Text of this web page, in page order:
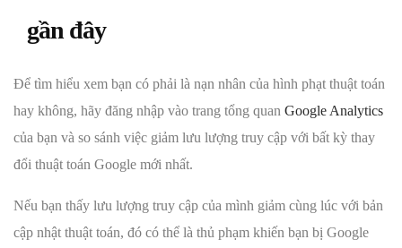
gần đây
Để tìm hiểu xem bạn có phải là nạn nhân của hình phạt thuật toán
hay không, hãy đăng nhập vào trang tổng quan Google Analytics
của bạn và so sánh việc giảm lưu lượng truy cập với bất kỳ thay
đổi thuật toán Google mới nhất.
Nếu bạn thấy lưu lượng truy cập của mình giảm cùng lúc với bản
cập nhật thuật toán, đó có thể là thủ phạm khiến bạn bị Google